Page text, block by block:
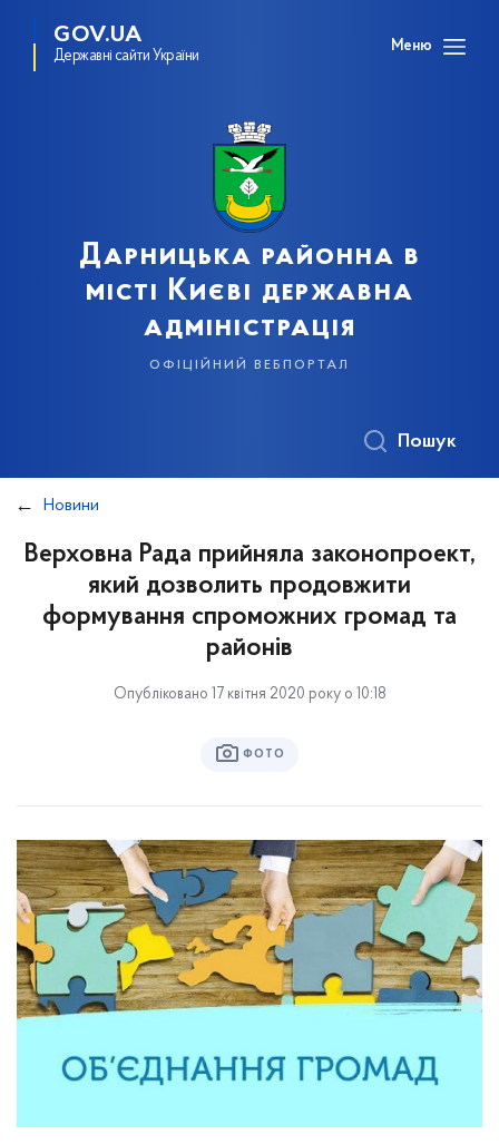
GOV.UA
Державні сайти України
Меню
Дарницька районна в
місті Києві державна
адміністрація
офіційний вебпортал
Пошук
Новини
Верховна Рада прийняла законопроект,
який дозволить продовжити
формування спроможних громад та
районів
Опубліковано 17 квітня 2020 року о 10:18
ФОТО